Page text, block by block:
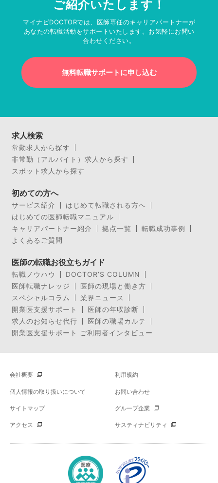
ご紹介いたします！
マイナビDOCTORでは、医師専任のキャリアパートナーが
あなたの転職活動をサポートいたします。お気軽にお問い
合わせください。
無料転職サポートに申し込む
求人検索
常勤求人から探す
非常勤（アルバイト）求人から探す
スポット求人から探す
初めての方へ
サービス紹介
はじめて転職される方へ
はじめての医師転職マニュアル
キャリアパートナー紹介
拠点一覧
転職成功事例
よくあるご質問
医師の転職お役立ちガイド
転職ノウハウ
DOCTOR’S COLUMN
医師転職ナレッジ
医師の現場と働き方
スペシャルコラム
業界ニュース
開業医支援サポート
医師の年収診断
求人のお知らせ代行
医師の職場カルテ
開業医支援サポート ご利用者インタビュー
会社概要 利用規約
個人情報の取り扱いについて お問い合わせ
サイトマップ グループ企業
アクセス サスティナビリティ